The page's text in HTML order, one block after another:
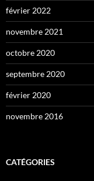
février 2022
novembre 2021
octobre 2020
septembre 2020
février 2020
novembre 2016
CATÉGORIES